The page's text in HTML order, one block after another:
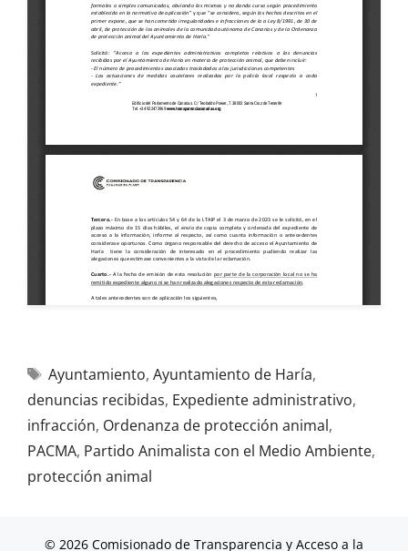
Ayuntamiento, Ayuntamiento de Haría,
denuncias recibidas, Expediente administrativo,
infracción, Ordenanza de protección animal,
PACMA, Partido Animalista con el Medio Ambiente,
protección animal
© 2026 Comisionado de Transparencia y Acceso a la